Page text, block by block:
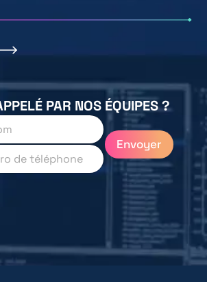
PAR NOS ÉQUIPES ?
Envoyer